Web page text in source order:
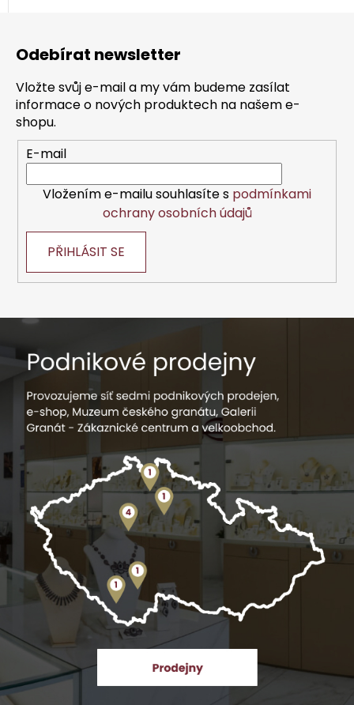
Odebírat newsletter
Vložte svůj e-mail a my vám budeme zasílat
informace o nových produktech na našem e-
shopu.
E-mail
Vložením e-mailu souhlasíte s podmínkami
ochrany osobních údajů
PŘIHLÁSIT SE